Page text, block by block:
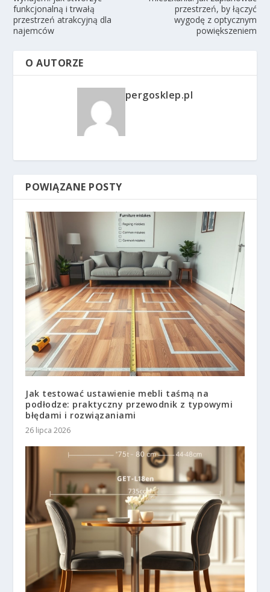
funkcjonalną i trwałą
przestrzeń atrakcyjną dla
najemców
przestrzeń, by łączyć
wygodę z optycznym
powiększeniem
O AUTORZE
pergosklep.pl
POWIĄZANE POSTY
Jak testować ustawienie mebli taśmą na
podłodze: praktyczny przewodnik z typowymi
błędami i rozwiązaniami
26 lipca 2026